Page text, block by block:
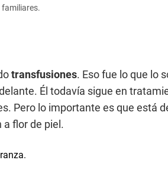
transfusiones. Eso fue lo que lo
Él todavía sigue en
Pero lo importante es que está
a flor de piel.